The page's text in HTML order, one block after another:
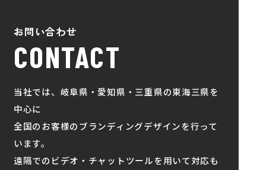
お問い合わせ
CONTACT
当社では、岐阜県・愛知県・三重県の東海三県を
中心に
全国のお客様のブランディングデザインを行って
います。
遠隔でのビデオ・チャットツールを用いて対応も